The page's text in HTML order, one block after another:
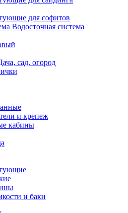
для софитов
Водосточная система
сад, огород
и крепеж
кабины
и баки